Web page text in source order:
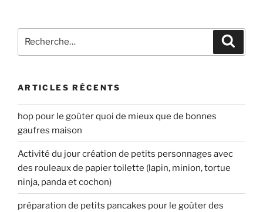
pour
ARTICLES RÉCENTS
hop pour le goûter quoi de mieux que de bonnes
gaufres maison
Activité du jour création de petits personnages avec
des rouleaux de papier toilette (lapin, minion, tortue
ninja, panda et cochon)
préparation de petits pancakes pour le goûter des